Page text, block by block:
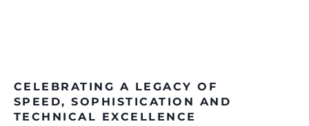
CELEBRATING A LEGACY OF
SPEED, SOPHISTICATION AND
TECHNICAL EXCELLENCE